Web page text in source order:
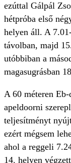
ezúttal Gálpál
hétpróba első
helyen áll. A
távolban, majd
utóbbiban a
magasugrásban
A 60 méteren
apeldoorni
teljesítményt
ezért mégsem
ahol a reggeli
14. helyen